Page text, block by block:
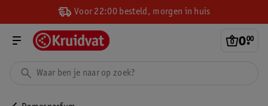
Voor 22:00 besteld, morgen in huis
0.
00